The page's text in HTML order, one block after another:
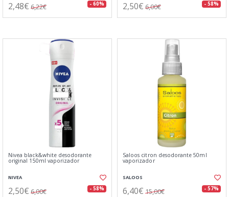
2,48€ 6,22€ - 60% 2,50€ 6,00€ - 58%
Nivea black&white desodorante
original 150ml vaporizador
NIVEA
2,50€ 6,00€ - 58%
Saloos citron desodorante 50ml
vaporizador
SALOOS
6,40€ 15,00€ - 57%